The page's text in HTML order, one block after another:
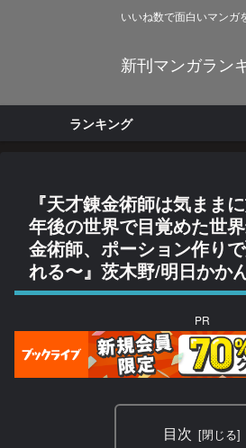
いいね数で面白いマンガ
新刊マンガラン
ランキング
『天才錬金術師は気まま
年後の世界で目覚めた世
金術師、ポーション作り
れる〜』茨木野/明日かか
PR
目次